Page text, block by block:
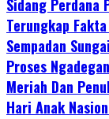
Sidang Perdana
Terungkap
Sempadan Sungai
Proses
Meriah Dan
Hari Anak